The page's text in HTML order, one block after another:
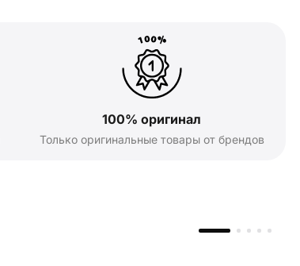
100% оригинал
Только оригинальные товары от брендов